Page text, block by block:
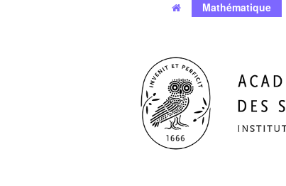
Mathématique